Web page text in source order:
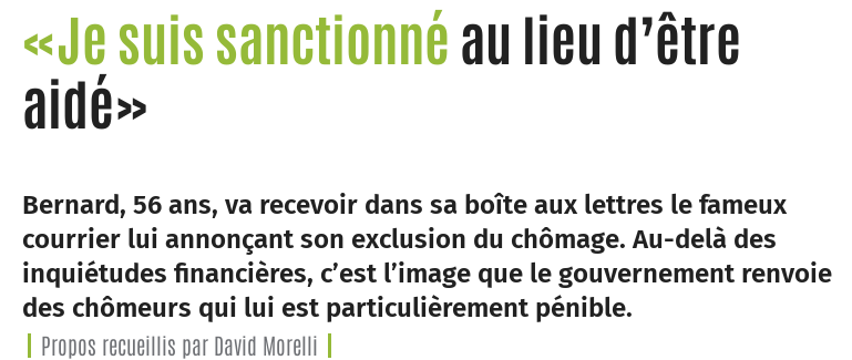
«Je suis sanctionné au lieu d’être
aidé»
Bernard, 56 ans, va recevoir dans sa boîte aux lettres le fameux
courrier lui annonçant son exclusion du chômage. Au-delà des
inquiétudes financières, c’est l’image que le gouvernement renvoie
des chômeurs qui lui est particulièrement pénible.
Propos recueillis par David Morelli